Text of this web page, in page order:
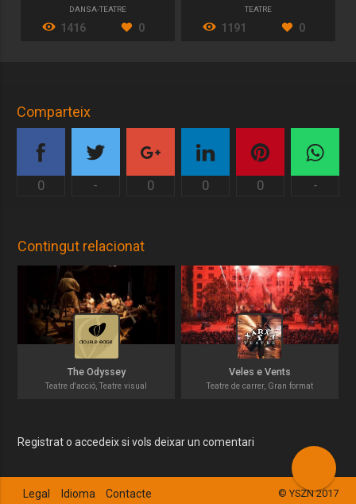
DANSA-TEATRE
1416 0
TEATRE
1191 0
Comparteix
0 - 0 0 0 -
Contingut relacionat
The Odyssey
Teatre d'acció, Teatre visual
Veles e Vents
Teatre de carrer, Gran format
Registrat o accedeix si vols deixar un comentari
© YSZN 2017
Legal Idioma Contacte